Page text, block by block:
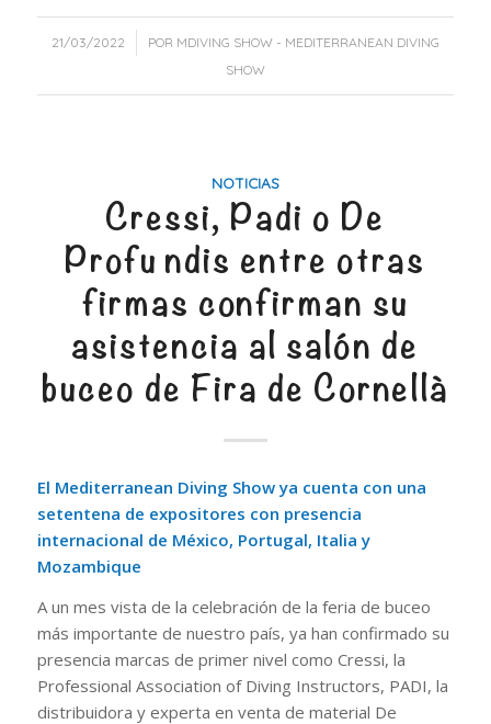
21/03/2022
/ POR MDIVING SHOW - MEDITERRANEAN DIVING
SHOW
NOTICIAS
Cressi, Padi o De
Profundis entre otras
firmas confirman su
asistencia al salón de
buceo de Fira de Cornellà
El Mediterranean Diving Show ya cuenta con una
setentena de expositores con presencia
internacional de México, Portugal, Italia y
Mozambique
A un mes vista de la celebración de la feria de buceo
más importante de nuestro país, ya han confirmado su
presencia marcas de primer nivel como Cressi, la
Professional Association of Diving Instructors, PADI, la
distribuidora y experta en venta de material De